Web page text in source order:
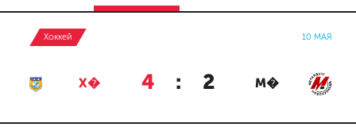
Хоккей 10 МАЯ
Х� 4 : 2 М�